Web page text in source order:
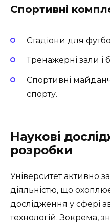
Спортивні
Стадіони для
Тренажерні зали і
Спортивні
спорту.
Наукові
розробки
Університет активно
діяльністю, що
дослідження у сфері
технологій. Зокрема,